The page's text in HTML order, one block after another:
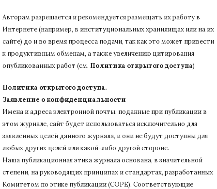
Авторам разрешается и рекомендуется размещать их работу в
Интернете (например, в институциональных хранилищах или на их
сайте) до и во время процесса подачи, так как это может привести
к продуктивным обменам, а также увеличению цитирования
опубликованных работ (см. Политика открытого доступа)
Политика открытого доступа.
Заявление о конфиденциальности
Имена и адреса электронной почты, поданные при публикации в
этом журнале, сайт будет использоваться исключительно для
заявленных целей данного журнала, и они не будут доступны для
любых других целей или какой-либо другой стороне.
Наша публикационная этика журнала основана, в значительной
степени, на руководящих принципах и стандартах, разработанных
Комитетом по этике публикации (COPE). Соответствующие